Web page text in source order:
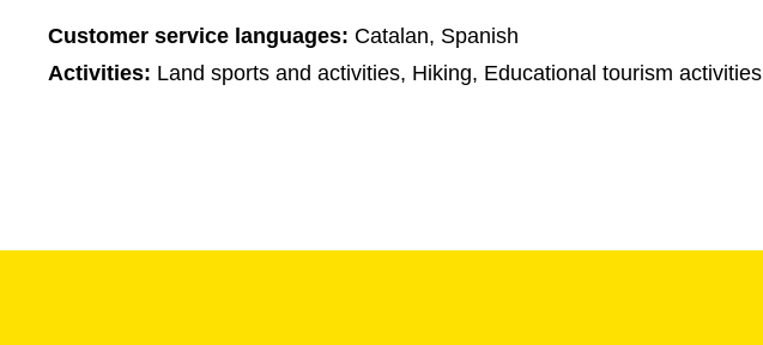
Customer service languages: Catalan, Spanish
Activities: Land sports and activities, Hiking, Educational tourism activities